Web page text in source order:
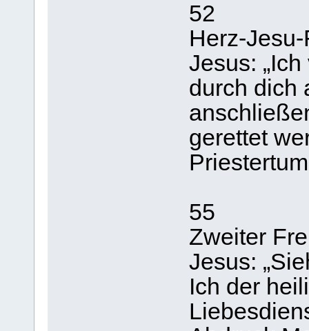
52
Herz-
Jesus:
durch dich
gerettet
55
Zweiter
Jesus:
Ich der